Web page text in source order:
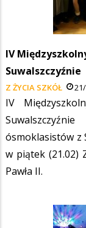
IV
Suwalszczyźnie
Z ŻYCIA SZKÓŁ
IV
ósmoklasistów z
w piątek (21.02)
Pawła II.